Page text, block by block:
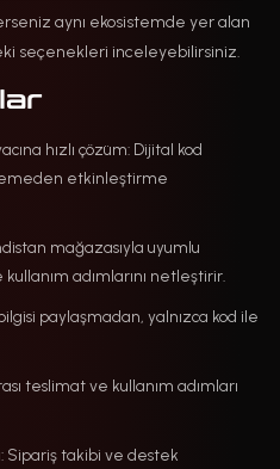
aynı ekosistemde yer alan
seçenekleri inceleyebilirsiniz.
hızlı çözüm: Dijital kod
etkinleştirme
mağazasıyla uyumlu
adımlarını netleştirir.
paylaşmadan, yalnızca kod ile
teslimat ve kullanım adımları
Sipariş takibi ve destek